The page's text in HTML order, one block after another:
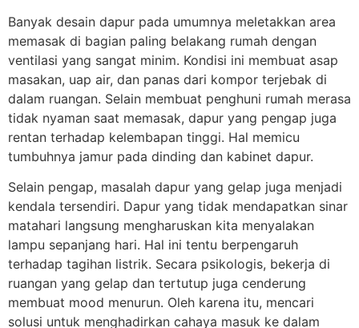
Banyak desain dapur pada umumnya meletakkan area
memasak di bagian paling belakang rumah dengan
ventilasi yang sangat minim. Kondisi ini membuat asap
masakan, uap air, dan panas dari kompor terjebak di
dalam ruangan. Selain membuat penghuni rumah merasa
tidak nyaman saat memasak, dapur yang pengap juga
rentan terhadap kelembapan tinggi. Hal memicu
tumbuhnya jamur pada dinding dan kabinet dapur.
Selain pengap, masalah dapur yang gelap juga menjadi
kendala tersendiri. Dapur yang tidak mendapatkan sinar
matahari langsung mengharuskan kita menyalakan
lampu sepanjang hari. Hal ini tentu berpengaruh
terhadap tagihan listrik. Secara psikologis, bekerja di
ruangan yang gelap dan tertutup juga cenderung
membuat mood menurun. Oleh karena itu, mencari
solusi untuk menghadirkan cahaya masuk ke dalam